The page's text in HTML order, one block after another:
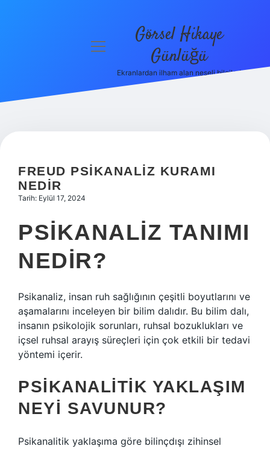
Hakkımızda
menüyü
Görsel Hikaye
Günlüğü
Ekranlardan ilham alan neşeli bilgiler!
FREUD PSIKANALIZ KURAMI
NEDIR
Tarih: Eylül 17, 2024
PSIKANALIZ TANIMI
NEDIR?
Psikanaliz, insan ruh sağlığının çeşitli boyutlarını ve
aşamalarını inceleyen bir bilim dalıdır. Bu bilim dalı,
insanın psikolojik sorunları, ruhsal bozuklukları ve
içsel ruhsal arayış süreçleri için çok etkili bir tedavi
yöntemi içerir.
PSIKANALITIK YAKLAŞIM
NEYI SAVUNUR?
Psikanalitik yaklaşıma göre bilinçdışı zihinsel